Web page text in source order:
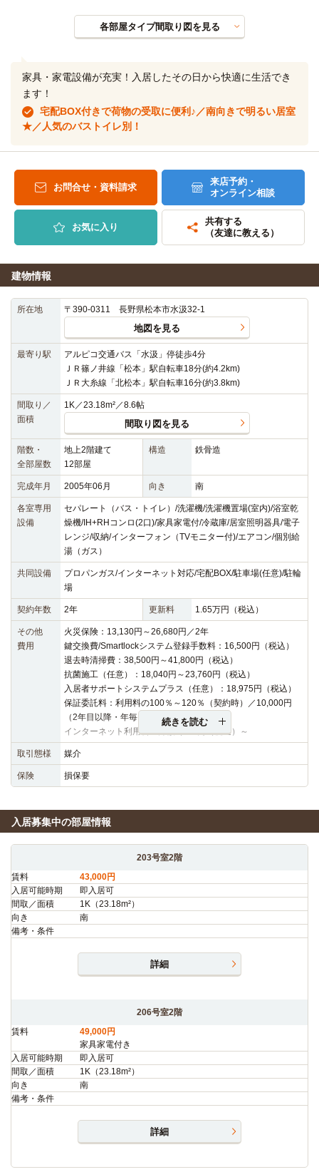
各部屋タイプ間取り図を見る
家具・家電設備が充実！入居したその日から快適に生活でき
ます！
宅配BOX付きで荷物の受取に便利♪／南向きで明るい居室
★／人気のバストイレ別！
お問合せ・資料請求
来店予約・
オンライン相談
お気に入り
共有する
（友達に教える）
建物情報
所在地 〒390-0311 長野県松本市水汲32-1
地図を見る
最寄り駅
アルピコ交通バス「水汲」停徒歩4分
ＪＲ篠ノ井線「松本」駅自転車18分(約4.2km)
ＪＲ大糸線「北松本」駅自転車16分(約3.8km)
間取り／
面積
1K／23.18m²／8.6帖
間取り図を見る
階数・
全部屋数
地上2階建て
12部屋
構造 鉄骨造
完成年月 2005年06月 向き 南
各室専用
設備
セパレート（バス・トイレ）/洗濯機/洗濯機置場(室内)/浴室乾
燥機/IH+RHコンロ(2口)/家具家電付/冷蔵庫/居室照明器具/電子
レンジ/収納/インターフォン（TVモニター付)/エアコン/個別給
湯（ガス）
共同設備
プロパンガス/インターネット対応/宅配BOX/駐車場(任意)/駐輪
場
契約年数 2年 更新料 1.65万円（税込）
その他
費用
火災保険：13,130円～26,680円／2年
鍵交換費/Smartlockシステム登録手数料：16,500円（税込）
退去時清掃費：38,500円～41,800円（税込）
抗菌施工（任意）：18,040円～23,760円（税込）
入居者サポートシステムプラス（任意）：18,975円（税込）
保証委託料：利用料の100％～120％（契約時）／10,000円
（2年目以降・年毎）
インターネット利用料：月額3,630円（税込）～
続きを読む
取引態様 媒介
保険 損保要
入居募集中の部屋情報
203号室2階
賃料
43,000円
入居可能時期
即入居可
間取／面積
1K（23.18m²）
向き
南
備考・条件
詳細
206号室2階
賃料
49,000円
家具家電付き
入居可能時期
即入居可
間取／面積
1K（23.18m²）
向き
南
備考・条件
詳細